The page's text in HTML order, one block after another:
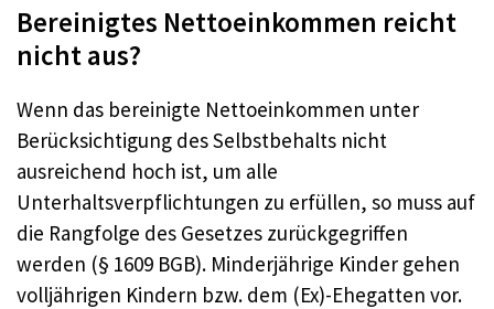
Bereinigtes Nettoeinkommen reicht
nicht aus?
Wenn das bereinigte Nettoeinkommen unter
Berücksichtigung des Selbstbehalts nicht
ausreichend hoch ist, um alle
Unterhaltsverpflichtungen zu erfüllen, so muss auf
die Rangfolge des Gesetzes zurückgegriffen
werden (§ 1609 BGB). Minderjährige Kinder gehen
volljährigen Kindern bzw. dem (Ex)-Ehegatten vor.